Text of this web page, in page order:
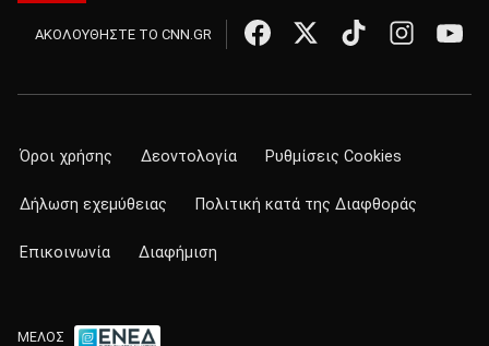
ΑΚΟΛΟΥΘΗΣΤΕ ΤΟ CNN.GR
Όροι χρήσης Δεοντολογία Ρυθμίσεις Cookies
Δήλωση εχεμύθειας Πολιτική κατά της Διαφθοράς
Επικοινωνία Διαφήμιση
ΜΕΛΟΣ